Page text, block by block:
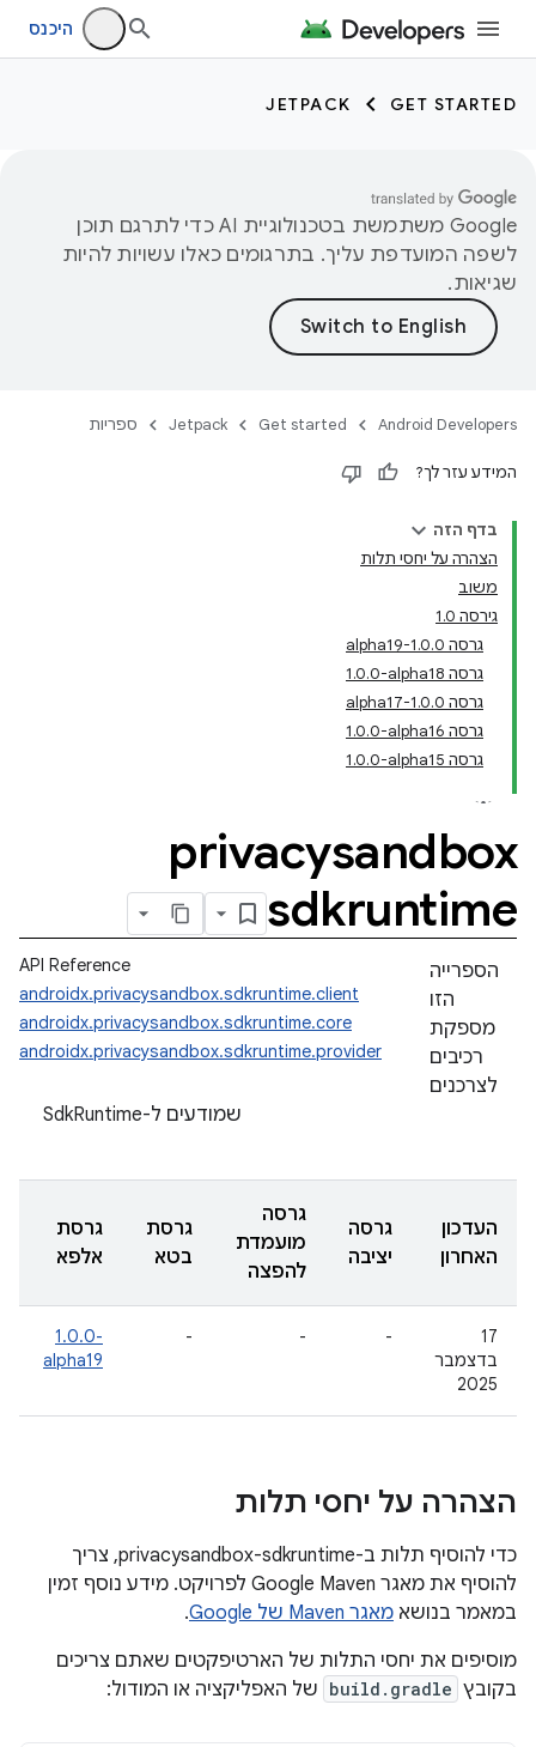
היכנס
GET STARTED
JETPACK
‫Google משתמשת בטכנולוגיית AI כדי לתרגם תוכן
לשפה המועדפת עליך. בתרגומים כאלו עשויות להיות
שגיאות.
Android Developers
Get started
Jetpack ספריות
המידע עזר לך?
בדף הזה
הצהרה על יחסי תלות
משוב
גירסה 1.0
גרסה 1.0.0-alpha19
גרסה ‎1.0.0-alpha18
גרסה 1.0.0-alpha17
גרסה ‎1.0.0-alpha16
גרסה ‎1.0.0-alpha15
privacysandbox
sdkruntime
API Reference
androidx.privacysandbox.sdkruntime.client
androidx.privacysandbox.sdkruntime.core
androidx.privacysandbox.sdkruntime.provider
הספרייה
הזו
מספקת
רכיבים
לצרכנים
שמודעים ל-SdkRuntime
העדכון
האחרון
גרסה
יציבה
גרסה
מועמדת
להפצה
גרסת
בטא
גרסת
אלפא
‫17
בדצמבר
2025
-
-
-
‎1.0.0-
alpha19
הצהרה על יחסי תלות
כדי להוסיף תלות ב-privacysandbox-sdkruntime, צריך
להוסיף את מאגר Google Maven לפרויקט. מידע נוסף זמין
במאמר בנושא מאגר Maven של Google
.
מוסיפים את יחסי התלות של הארטיפקטים שאתם צריכים
בקובץ build.gradle של האפליקציה או המודול: